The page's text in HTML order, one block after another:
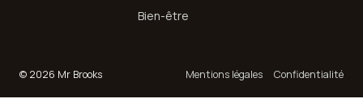
Bien-être
© 2026 Mr Brooks Mentions légales Confidentialité